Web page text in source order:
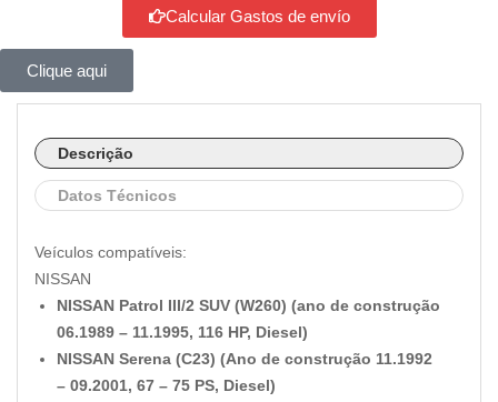
Calcular Gastos de envío
Clique aqui
Descrição
Datos Técnicos
Veículos compatíveis:
NISSAN
NISSAN Patrol III/2 SUV (W260) (ano de construção
06.1989 – 11.1995, 116 HP, Diesel)
NISSAN Serena (C23) (Ano de construção 11.1992
– 09.2001, 67 – 75 PS, Diesel)